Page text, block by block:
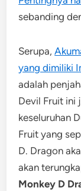
sebanding
Serupa,
yang dimiliki
adalah
Devil Fruit ini
keseluruhan
Fruit yang
D. Dragon
akan
Monkey D